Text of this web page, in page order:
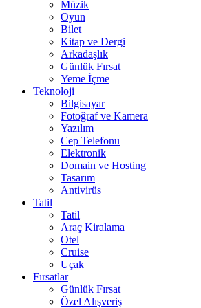
Müzik
Oyun
Bilet
Kitap ve Dergi
Arkadaşlık
Günlük Fırsat
Yeme İçme
Teknoloji
Bilgisayar
Fotoğraf ve Kamera
Yazılım
Cep Telefonu
Elektronik
Domain ve Hosting
Tasarım
Antivirüs
Tatil
Tatil
Araç Kiralama
Otel
Cruise
Uçak
Fırsatlar
Günlük Fırsat
Özel Alışveriş